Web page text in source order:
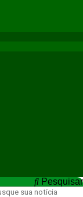
Pesquisar